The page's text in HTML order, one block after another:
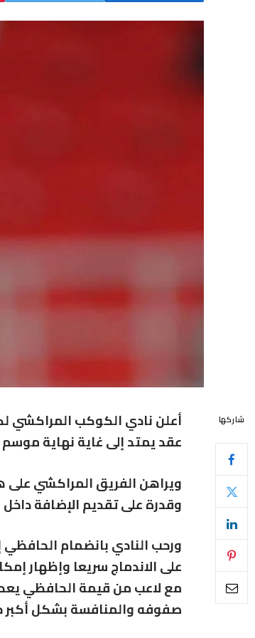
شاركها
أعلن نادي الكوكب المراكشي
عقد يمتد إلى غاية نهاية موسم 2025/2026، مع خيار تمديده لعام إضافي.
ويراهن الفريق المراكشي على
وقدرة على تقديم الإضافة
ورحب النادي بانضمام
على الاندماج سريعا وإظهار
مع لاعب من قيمة الحافظي يعد
صفوفه والمنافسة بشكل أكبر